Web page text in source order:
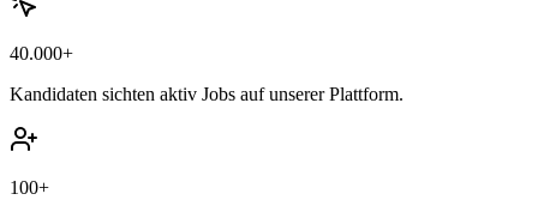
40.000+
Kandidaten sichten aktiv Jobs auf unserer Plattform.
100+